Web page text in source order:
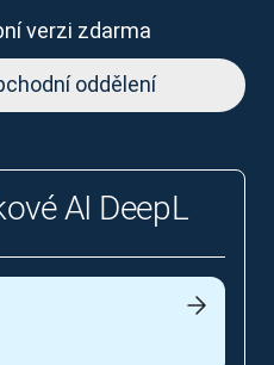
verzi zdarma
oddělení
AI DeepL